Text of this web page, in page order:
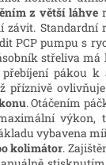
z větší láhve
závit.
PCP pumpu s
střeliva má
pákou k
příznivě
. Otáčením
výkon,
vybavena
kolimátor.